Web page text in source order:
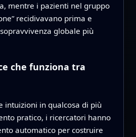
mentre i pazienti nel gruppo
recidivavano prima e
globale più
che funziona tra
intuizioni in qualcosa di più
pratico, i ricercatori hanno
automatico per costruire